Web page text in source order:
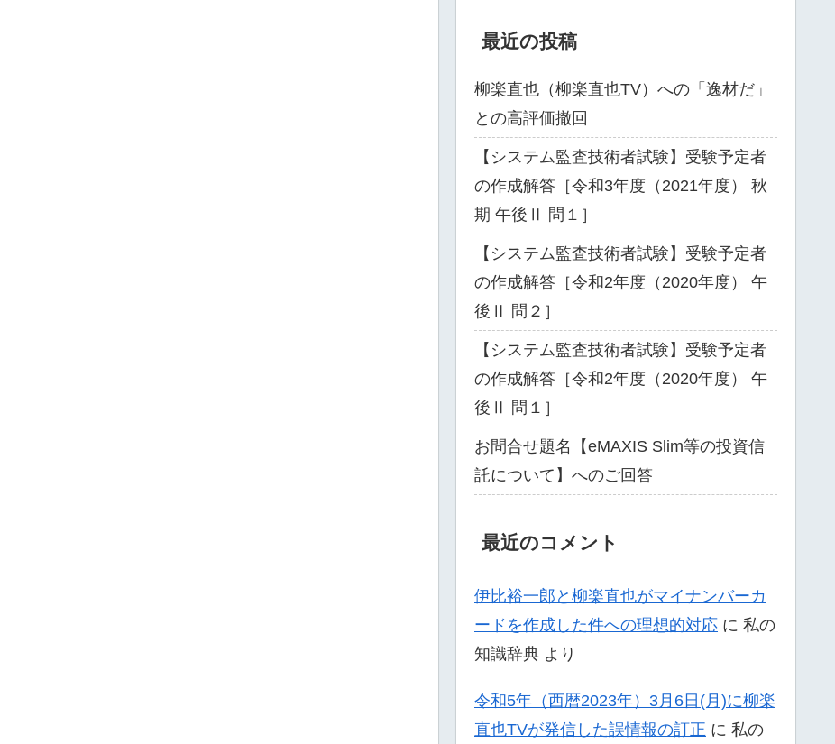
最近の投稿
柳楽直也（柳楽直也TV）への「逸材だ」
との高評価撤回
【システム監査技術者試験】受験予定者
の作成解答［令和3年度（2021年度） 秋
期 午後Ⅱ 問１］
【システム監査技術者試験】受験予定者
の作成解答［令和2年度（2020年度） 午
後Ⅱ 問２］
【システム監査技術者試験】受験予定者
の作成解答［令和2年度（2020年度） 午
後Ⅱ 問１］
お問合せ題名【eMAXIS Slim等の投資信
託について】へのご回答
最近のコメント
伊比裕一郎と柳楽直也がマイナンバーカ
ードを作成した件への理想的対応 に 私の
知識辞典 より
令和5年（西暦2023年）3月6日(月)に柳楽
直也TVが発信した誤情報の訂正 に 私の